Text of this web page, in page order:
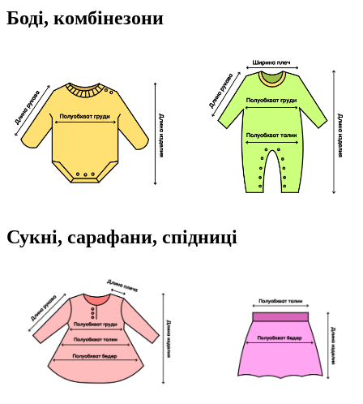
Боді, комбінезони
Сукні, сарафани, спідниці